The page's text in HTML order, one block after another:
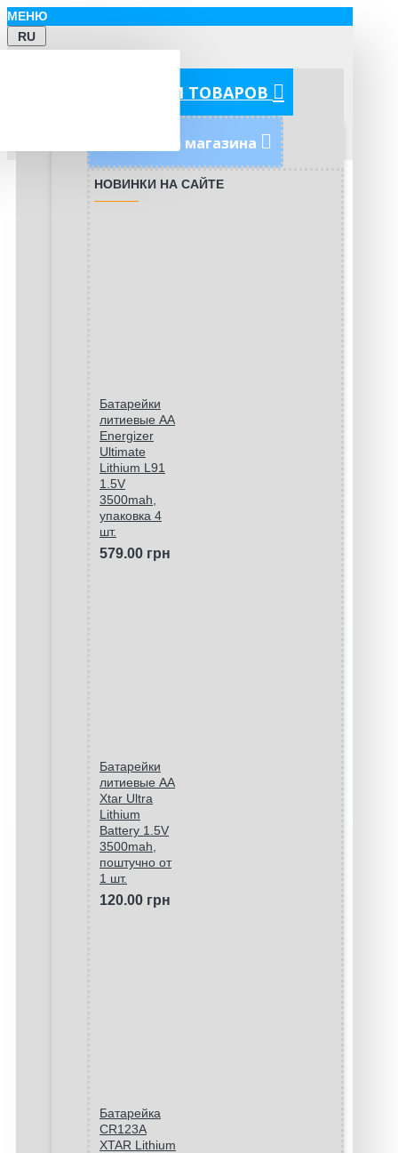
МЕНЮ
RU
КАТЕГОРИИ ТОВАРОВ
Новинки магазина
НОВИНКИ НА САЙТЕ
Батарейки
литиевые АА
Energizer
Ultimate
Lithium L91
1.5V
3500mah,
упаковка 4
шт.
579.00 грн
Батарейки
литиевые АА
Xtar Ultra
Lithium
Battery 1.5V
3500mah,
поштучно от
1 шт.
120.00 грн
Батарейка
CR123A
XTAR Lithium